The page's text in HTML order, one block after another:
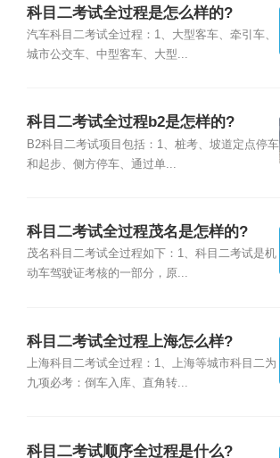
科目二考试全过程是怎么样的?
汽车科目二考试全过程：1、大型客车、牵引车、
城市公交车、中型客车、大型...
科目二考试全过程b2是怎样的?
B2科目二考试项目包括：1、桩考、坡道定点停车
和起步、侧方停车、通过单...
科目二考试全过程茂名是怎样的?
茂名科目二考试全过程如下：1、科目二考试是机
动车驾驶证考核的一部分，原...
科目二考试全过程上海怎么样?
上海科目二考试全过程：1、上海等城市科目二为
九项必考：倒车入库、直角转...
科目二考试顺序全过程是什么?